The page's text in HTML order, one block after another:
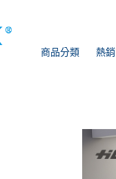
商品分類 熱